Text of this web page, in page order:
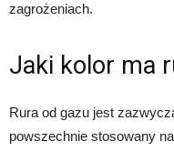
zagrożeniach.
Jaki kolor ma
Rura od gazu jest
powszechnie stosowany